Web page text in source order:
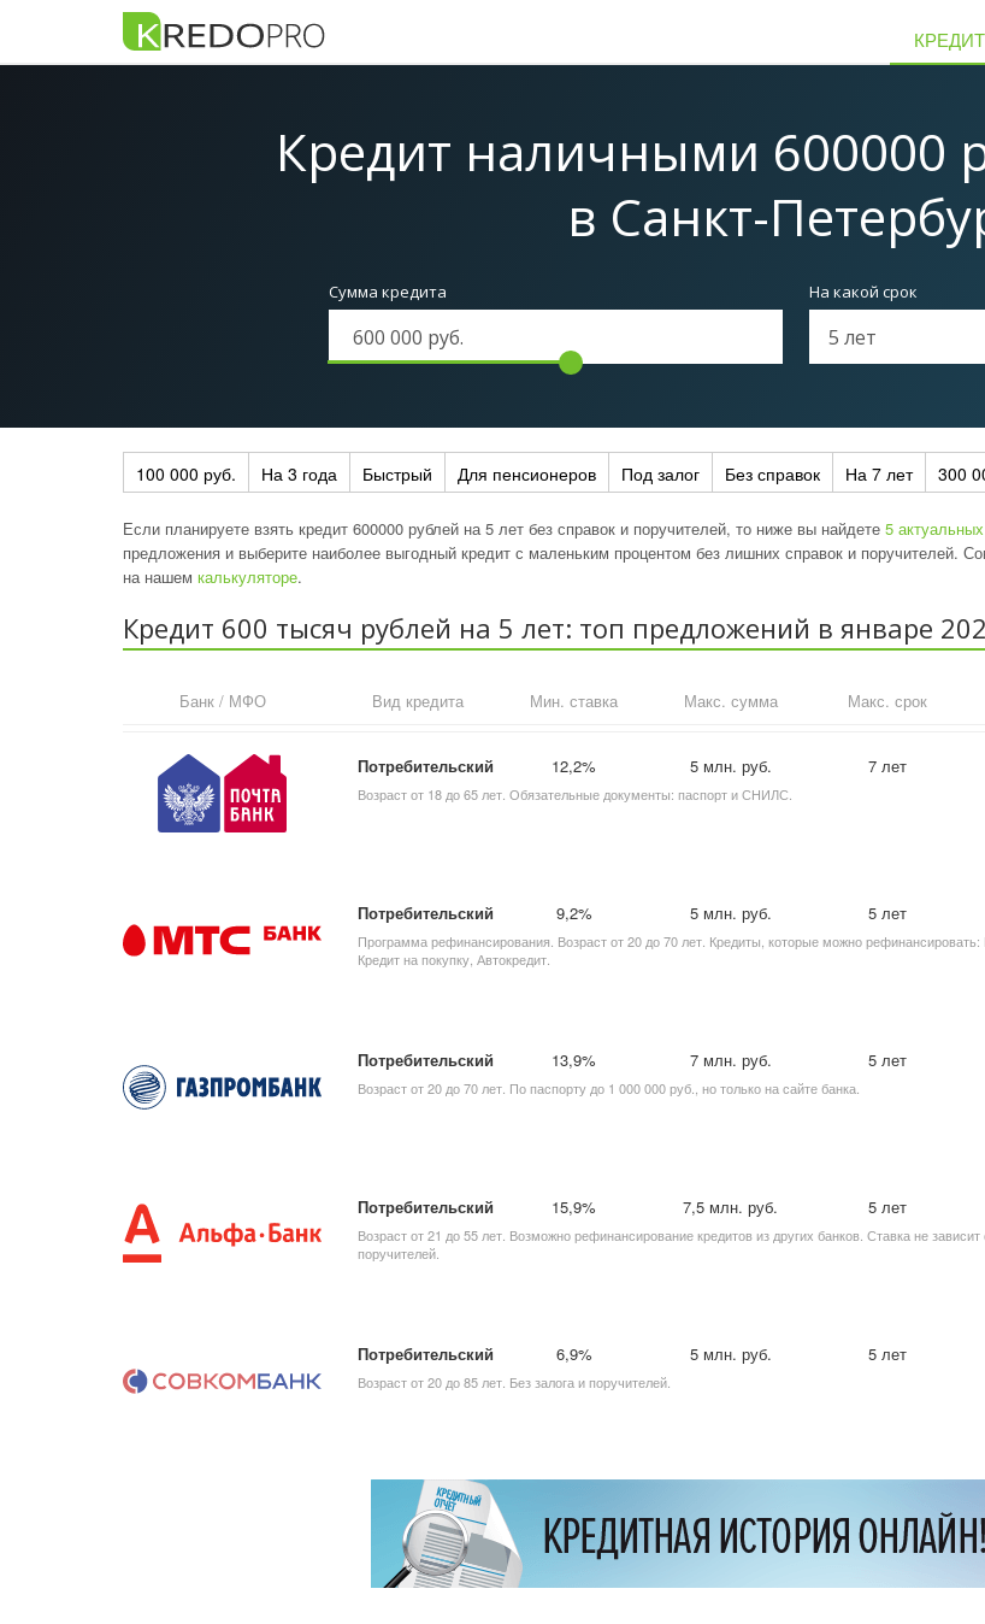
Кредит наличными 600000
в Санкт-
Сумма кредита На какой срок
100 000 руб. На 3 года Быстрый Для пенсионеров Под залог Без справок На 7 лет 300
Если планируете взять кредит 600000 рублей на 5 лет без справок и поручителей, то ниже вы найдете 5
предложения и выберите наиболее выгодный кредит с маленьким процентом без лишних справок и поручителей.
на нашем калькуляторе.
Кредит 600 тысяч рублей на 5 лет: топ предложений в январе
Банк / МФО Вид кредита Мин. ставка Макс. сумма Макс. срок
Потребительский 12,2% 5 млн. руб. 7 лет
Возраст от 18 до 65 лет. Обязательные документы: паспорт и СНИЛС.
Потребительский 9,2% 5 млн. руб. 5 лет
Программа рефинансирования. Возраст от 20 до 70 лет. Кредиты, которые можно
Кредит на покупку, Автокредит.
Потребительский 13,9% 7 млн. руб. 5 лет
Возраст от 20 до 70 лет. По паспорту до 1 000 000 руб., но только на сайте банка.
Потребительский 15,9% 7,5 млн. руб. 5 лет
Возраст от 21 до 55 лет. Возможно рефинансирование кредитов из других банков. Ставка не
поручителей.
Потребительский 6,9% 5 млн. руб. 5 лет
Возраст от 20 до 85 лет. Без залога и поручителей.